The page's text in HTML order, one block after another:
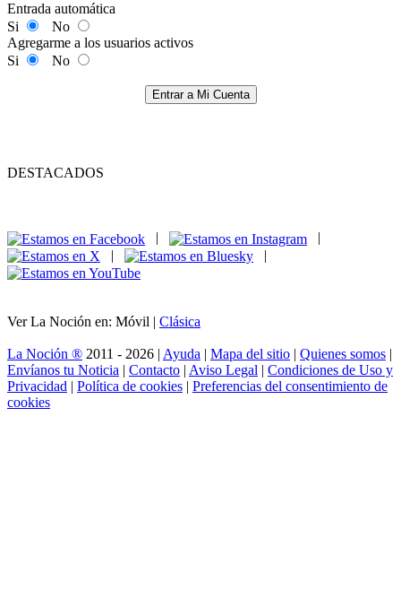
Entrada automática
Si
No
Agregarme a los usuarios activos
Si
No
Entrar a Mi Cuenta
DESTACADOS
|
|
|
|
Ver La Noción en: Móvil | Clásica
La Noción ® 2011 - 2026 | Ayuda | Mapa del sitio | Quienes somos |
Envíanos tu Noticia | Contacto | Aviso Legal | Condiciones de Uso y
Privacidad | Política de cookies | Preferencias del consentimiento de
cookies